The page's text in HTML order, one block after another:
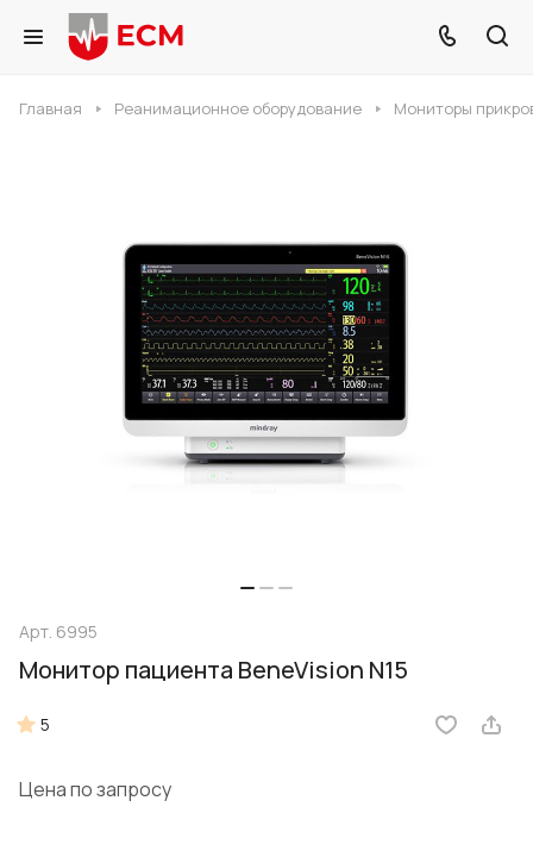
Главная Реанимационное оборудование Мониторы
Арт. 6995
Монитор пациента BeneVision N15
5
Цена по запросу